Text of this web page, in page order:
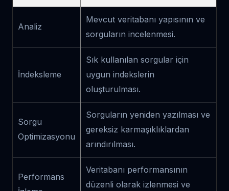
Analiz
Mevcut veritabanı yapısının ve
sorguların incelenmesi.
İndeksleme
Sık kullanılan sorgular için
uygun indekslerin
oluşturulması.
Sorgu
Optimizasyonu
Sorguların yeniden yazılması ve
gereksiz karmaşıklıklardan
arındırılması.
Performans
Veritabanı performansının
düzenli olarak izlenmesi ve